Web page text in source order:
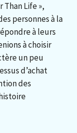
Life »,
personnes à la
à leurs
à choisir
un peu
d’achat
des